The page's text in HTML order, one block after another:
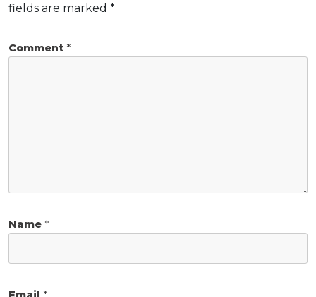
fields are marked *
Comment *
Name *